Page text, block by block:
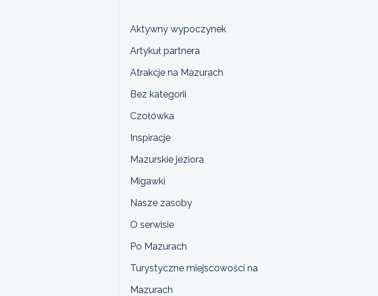
Aktywny wypoczynek
Artykuł partnera
Atrakcje na Mazurach
Bez kategorii
Czołówka
Inspiracje
Mazurskie jeziora
Migawki
Nasze zasoby
O serwisie
Po Mazurach
Turystyczne miejscowości na
Mazurach